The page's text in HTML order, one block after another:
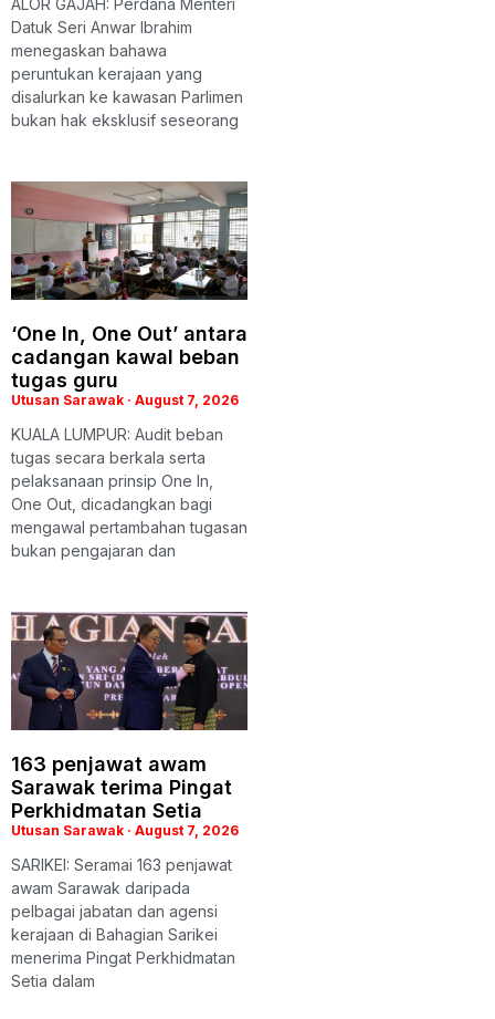
Datuk Seri Anwar Ibrahim
menegaskan bahawa
peruntukan kerajaan yang
disalurkan ke kawasan Parlimen
bukan hak eksklusif seseorang
‘One In, One Out’ antara
cadangan kawal beban
tugas guru
Utusan Sarawak August 7, 2026
KUALA LUMPUR: Audit beban
tugas secara berkala serta
pelaksanaan prinsip One In,
One Out, dicadangkan bagi
mengawal pertambahan tugasan
bukan pengajaran dan
163 penjawat awam
Sarawak terima Pingat
Perkhidmatan Setia
Utusan Sarawak August 7, 2026
SARIKEI: Seramai 163 penjawat
awam Sarawak daripada
pelbagai jabatan dan agensi
kerajaan di Bahagian Sarikei
menerima Pingat Perkhidmatan
Setia dalam